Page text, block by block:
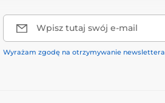
Wpisz tutaj swój e-mail
Wyrażam zgodę na otrzymywanie newslettera